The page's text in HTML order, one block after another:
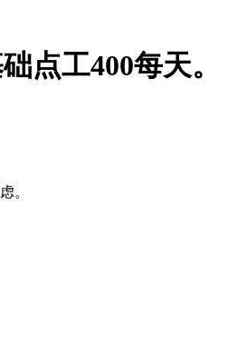
点工400每天。
。